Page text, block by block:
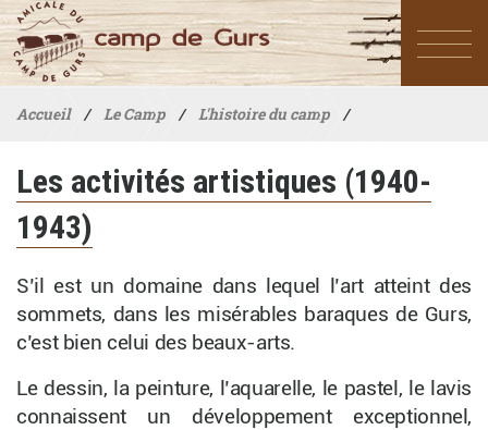
Accueil / Le Camp / L'histoire du camp /
Période Vichy (40-44) : survivre à gurs sous Vichy /
Les activités artistiques (1940-1943)
Les activités artistiques (1940-
1943)
S’il est un domaine dans lequel l’art atteint des
sommets, dans les misérables baraques de Gurs,
c’est bien celui des beaux-arts.
Le dessin, la peinture, l’aquarelle, le pastel, le lavis
connaissent un développement exceptionnel,